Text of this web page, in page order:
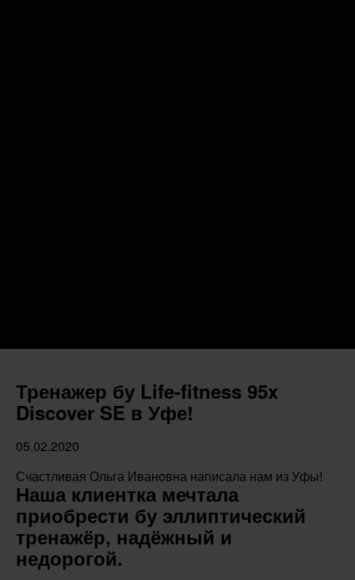
Тренажер бу Life-fitness 95x
Discover SE в Уфе!
05.02.2020
Счастливая Ольга Ивановна написала нам из Уфы!
Наша клиентка мечтала
приобрести бу эллиптический
тренажёр, надёжный и
недорогой.